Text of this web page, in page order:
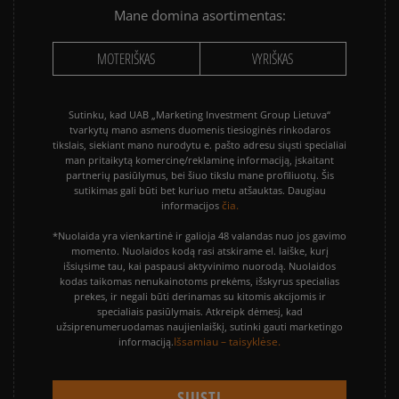
Mane domina asortimentas:
MOTERIŠKAS VYRIŠKAS
Sutinku, kad UAB „Marketing Investment Group Lietuva“
tvarkytų mano asmens duomenis tiesioginės rinkodaros
tikslais, siekiant mano nurodytu e. pašto adresu siųsti specialiai
man pritaikytą komercinę/reklaminę informaciją, įskaitant
partnerių pasiūlymus, bei šiuo tikslu mane profiliuotų. Šis
sutikimas gali būti bet kuriuo metu atšauktas. Daugiau
informacijos čia.
*Nuolaida yra vienkartinė ir galioja 48 valandas nuo jos gavimo
momento. Nuolaidos kodą rasi atskirame el. laiške, kurį
išsiųsime tau, kai paspausi aktyvinimo nuorodą. Nuolaidos
kodas taikomas nenukainotoms prekėms, išskyrus specialias
prekes, ir negali būti derinamas su kitomis akcijomis ir
specialiais pasiūlymais. Atkreipk dėmesį, kad
užsiprenumeruodamas naujienlaiškį, sutinki gauti marketingo
informaciją.Išsamiau – taisyklėse.